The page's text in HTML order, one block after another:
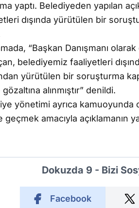
yaptı. Belediyeden yapılan
dışında yürütülen bir
“Başkan Danışmanı
belediyemiz faaliyetleri
yürütülen bir soruşturma
alınmıştır” denildi.
yönetimi ayrıca
geçmek amacıyla açıklamanın
Dokuzda 9 - Bizi
Facebook